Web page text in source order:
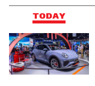
TODAY